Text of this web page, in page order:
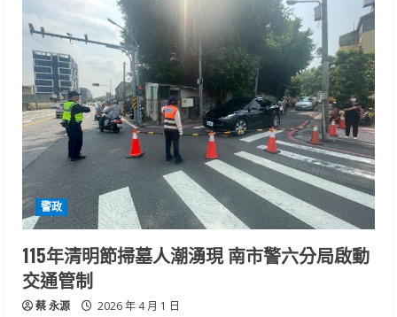
臺
南
祖
河
百
年
世
紀
提
醒
交
通
管
制
警政
115年清明節掃墓人潮湧現 南市警六分局啟動
交通管制
蔡 永源 2026 年 4 月 1 日